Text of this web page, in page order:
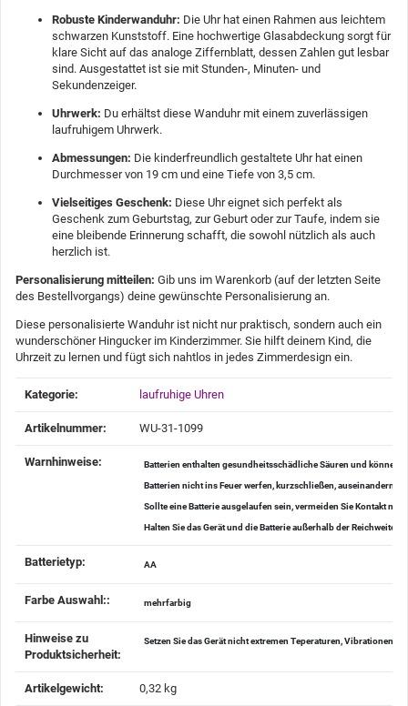
Robuste Kinderwanduhr: Die Uhr hat einen Rahmen aus leichtem
schwarzen Kunststoff. Eine hochwertige Glasabdeckung sorgt für
klare Sicht auf das analoge Ziffernblatt, dessen Zahlen gut lesbar
sind. Ausgestattet ist sie mit Stunden-, Minuten- und
Sekundenzeiger.
Uhrwerk: Du erhältst diese Wanduhr mit einem zuverlässigen
laufruhigem Uhrwerk.
Abmessungen: Die kinderfreundlich gestaltete Uhr hat einen
Durchmesser von 19 cm und eine Tiefe von 3,5 cm.
Vielseitiges Geschenk: Diese Uhr eignet sich perfekt als
Geschenk zum Geburtstag, zur Geburt oder zur Taufe, indem sie
eine bleibende Erinnerung schafft, die sowohl nützlich als auch
herzlich ist.
Personalisierung mitteilen: Gib uns im Warenkorb (auf der letzten Seite
des Bestellvorgangs) deine gewünschte Personalisierung an.
Diese personalisierte Wanduhr ist nicht nur praktisch, sondern auch ein
wunderschöner Hingucker im Kinderzimmer. Sie hilft deinem Kind, die
Uhrzeit zu lernen und fügt sich nahtlos in jedes Zimmerdesign ein.
Produkteigenschaft
Wert
Kategorie: laufruhige Uhren
Artikelnummer: WU-31-1099
Warnhinweise‍: Batterien enthalten gesundheitsschädliche Säuren und können
Batterien nicht ins Feuer werfen, kurzschließen,
Sollte eine Batterie ausgelaufen sein, vermeiden Sie Kontakt
Halten Sie das Gerät und die Batterie außerhalb der Reichweite
Batterietyp‍: AA
Farbe Auswahl:‍: mehrfarbig
Hinweise zu
Produktsicherheit‍:
Setzen Sie das Gerät nicht extremen Teperaturen, Vibrationen
Artikelgewicht‍: 0,32 kg